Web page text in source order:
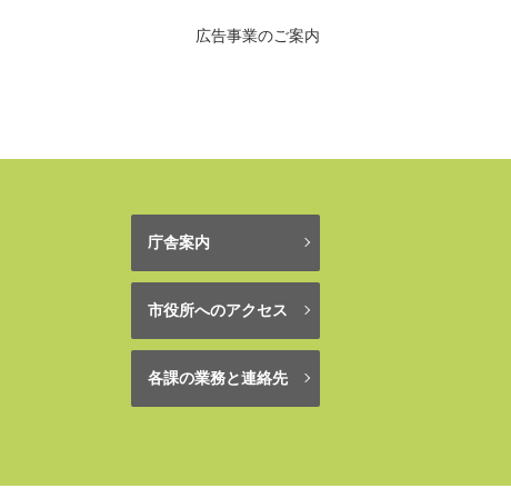
広告事業のご案内
庁舎案内
市役所へのアクセス
各課の業務と連絡先